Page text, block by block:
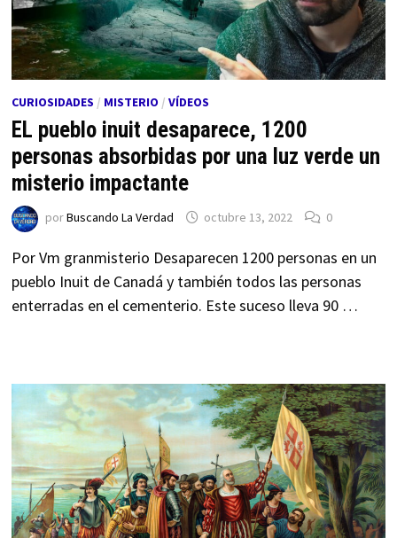
CURIOSIDADES / MISTERIO / VÍDEOS
EL pueblo inuit desaparece, 1200
personas absorbidas por una luz verde un
misterio impactante
porBuscando La Verdad octubre 13, 2022 0
Por Vm granmisterio Desaparecen 1200 personas en un
pueblo Inuit de Canadá y también todos las personas
enterradas en el cementerio. Este suceso lleva 90 …